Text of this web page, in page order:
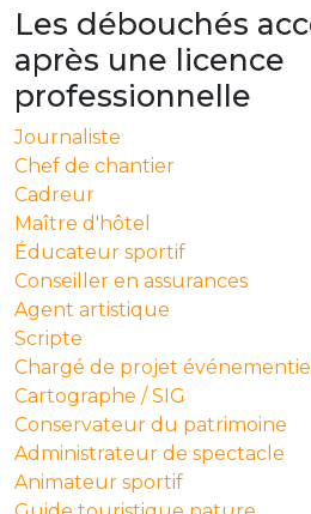
Les débouchés
après une licence
professionnelle
Journaliste
Chef de chantier
Cadreur
Maître d'hôtel
Éducateur sportif
Conseiller en assurances
Agent artistique
Scripte
Chargé de projet événementiel
Cartographe / SIG
Conservateur du patrimoine
Administrateur de spectacle
Animateur sportif